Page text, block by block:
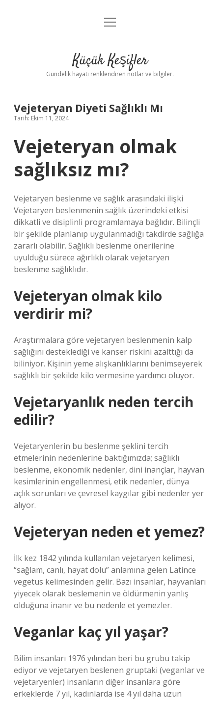
Anasayfa
Yasal Uyarı
menüyü
Küçük Keşifler
Gündelik hayatı renklendiren notlar ve bilgiler.
Vejeteryan Diyeti Sağlıklı Mı
Tarih: Ekim 11, 2024
Vejeteryan olmak
sağlıksız mı?
Vejetaryen beslenme ve sağlık arasındaki ilişki
Vejetaryen beslenmenin sağlık üzerindeki etkisi
dikkatli ve disiplinli programlamaya bağlıdır. Bilinçli
bir şekilde planlanıp uygulanmadığı takdirde sağlığa
zararlı olabilir. Sağlıklı beslenme önerilerine
uyulduğu sürece ağırlıklı olarak vejetaryen
beslenme sağlıklıdır.
Vejeteryan olmak kilo
verdirir mi?
Araştırmalara göre vejetaryen beslenmenin kalp
sağlığını desteklediği ve kanser riskini azalttığı da
biliniyor. Kişinin yeme alışkanlıklarını benimseyerek
sağlıklı bir şekilde kilo vermesine yardımcı oluyor.
Vejetaryanlık neden tercih
edilir?
Vejetaryenlerin bu beslenme şeklini tercih
etmelerinin nedenlerine baktığımızda; sağlıklı
beslenme, ekonomik nedenler, dini inançlar, hayvan
kesimlerinin engellenmesi, etik nedenler, dünya
açlık sorunları ve çevresel kaygılar gibi nedenler yer
alıyor.
Vejeteryan neden et yemez?
İlk kez 1842 yılında kullanılan vejetaryen kelimesi,
“sağlam, canlı, hayat dolu” anlamına gelen Latince
vegetus kelimesinden gelir. Bazı insanlar, hayvanları
yiyecek olarak beslemenin ve öldürmenin yanlış
olduğuna inanır ve bu nedenle et yemezler.
Veganlar kaç yıl yaşar?
Bilim insanları 1976 yılından beri bu grubu takip
ediyor ve vejetaryen beslenen gruptaki (veganlar ve
vejetaryenler) insanların diğer insanlara göre
erkeklerde 7 yıl, kadınlarda ise 4 yıl daha uzun